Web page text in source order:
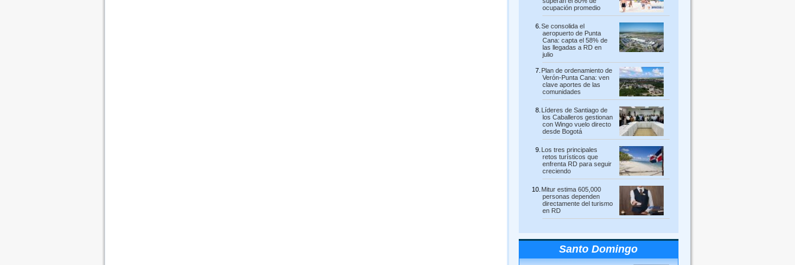
ocupación promedio
Se consolida el
aeropuerto de Punta
Cana: capta el 58% de
las llegadas a RD en
julio
Plan de ordenamiento de
Verón-Punta Cana: ven
clave aportes de las
comunidades
Líderes de Santiago de
los Caballeros gestionan
con Wingo vuelo directo
desde Bogotá
Los tres principales
retos turísticos que
enfrenta RD para seguir
creciendo
Mitur estima 605,000
personas dependen
directamente del turismo
en RD
Santo Domingo